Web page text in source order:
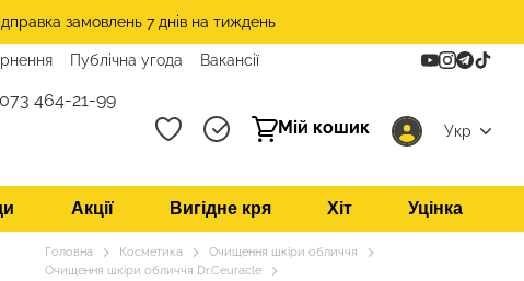
замовлень 7 днів на тиждень
Публічна угода
Вакансії
073 464-21-99
Мій кошик
Укр
Акції Вигідне кря Хіт Уцінка
Головна Косметика
Очищення шкіри обличчя
Очищення шкіри обличчя Dr.Ceuracle